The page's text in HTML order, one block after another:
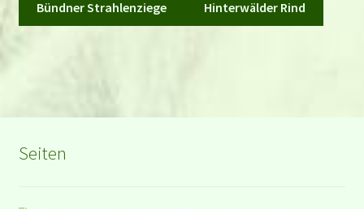
Bündner Strahlenziege Hinterwälder Rind
Seiten